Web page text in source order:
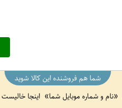
شما هم فروشنده این کالا شوید
نام و شماره موبایل شما اینجا خالیست